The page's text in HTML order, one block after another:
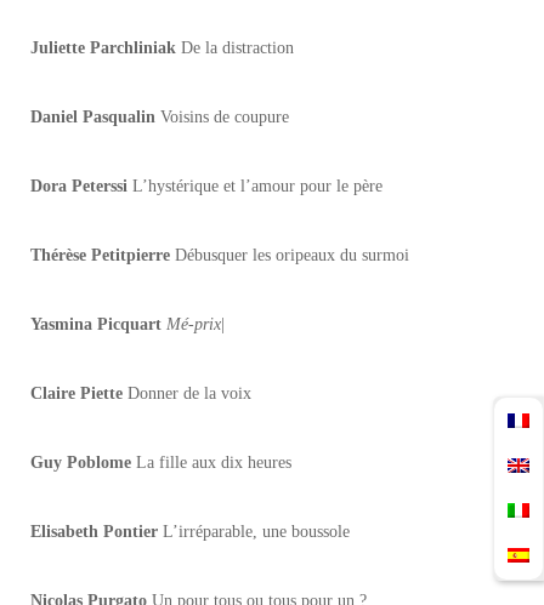
Juliette Parchliniak De la distraction
Daniel Pasqualin Voisins de coupure
Dora Peterssi L’hystérique et l’amour pour le père
Thérèse Petitpierre Débusquer les oripeaux du surmoi
Yasmina Picquart Mé-prix|
Claire Piette Donner de la voix
Guy Poblome La fille aux dix heures
Elisabeth Pontier L’irréparable, une boussole
Nicolas Purgato Un pour tous ou tous pour un ?